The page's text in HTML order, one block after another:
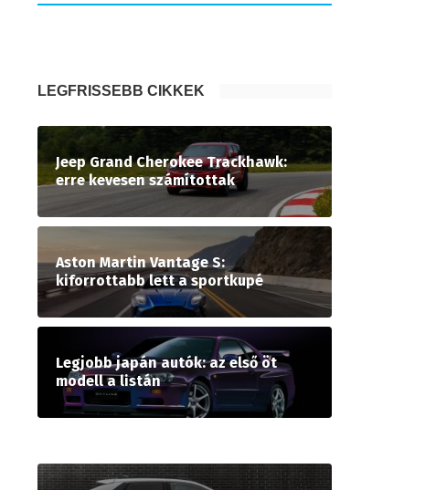
LEGFRISSEBB CIKKEK
Jeep Grand Cherokee Trackhawk:
erre kevesen számítottak
Aston Martin Vantage S:
kiforrottabb lett a sportkupé
Legjobb japán autók: az első öt
modell a listán